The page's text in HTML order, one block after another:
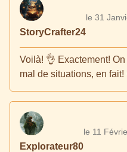
StoryCrafter24
le 31
Voilà! 👌 Exactement!
mal de situations, en fait!
Explorateur80
le 11